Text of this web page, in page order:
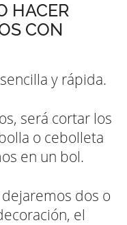
HACER
CON
y rápida.
será cortar los
o cebolleta
en un bol.
dejaremos dos o
el